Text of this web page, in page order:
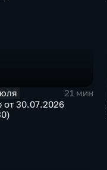
21 мин
от 30.07.2026